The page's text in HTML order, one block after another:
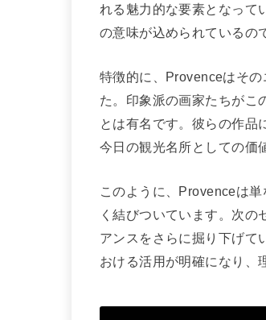
れる魅力的な要素となって
の意味が込められているの
特徴的に、Provenceはそ
た。印象派の画家たちがこ
とは有名です。彼らの作品
今日の観光名所としての価
このように、Provenceは
く結びついています。次の
アンスをさらに掘り下げて
おける活用が明確になり、